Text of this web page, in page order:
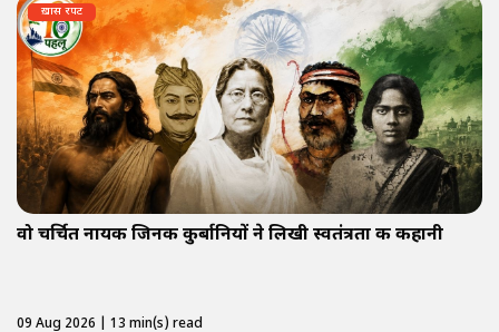
ख़ास रपट
वो चर्चित नायक जिनकी कुर्बानियों ने लिखी स्वतंत्रता की कहानी
09 Aug 2026 | 13 min(s) read